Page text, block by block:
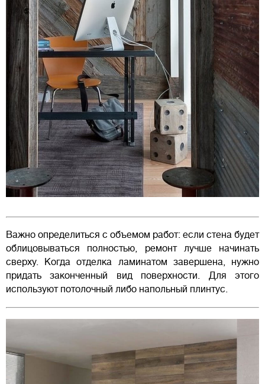
Важно определиться с объемом работ: если стена будет
облицовываться полностью, ремонт лучше начинать
сверху. Когда отделка ламинатом завершена, нужно
придать законченный вид поверхности. Для этого
используют потолочный либо напольный плинтус.